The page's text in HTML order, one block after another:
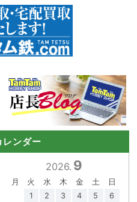
レンダー
2026. 9
月 火 水 木 金 土
日
1
2 3 4 5
6